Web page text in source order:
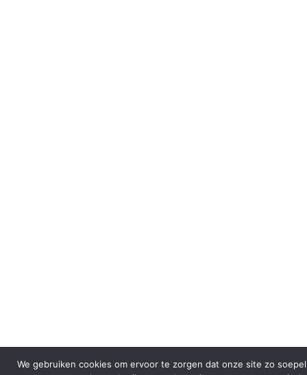
We gebruiken cookies om ervoor te zorgen dat onze site zo